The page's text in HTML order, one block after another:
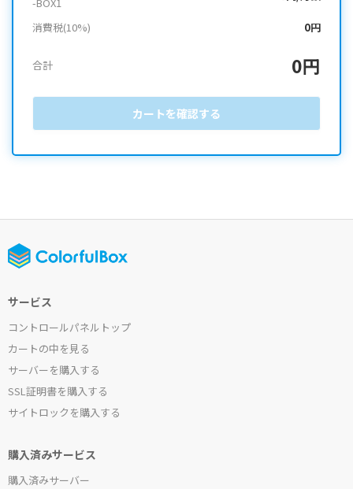
消費税(10%) 0円
合計 0円
カートを確認する
サービス
コントロールパネルトップ
カートの中を見る
サーバーを購入する
SSL証明書を購入する
サイトロックを購入する
購入済みサービス
購入済みサーバー